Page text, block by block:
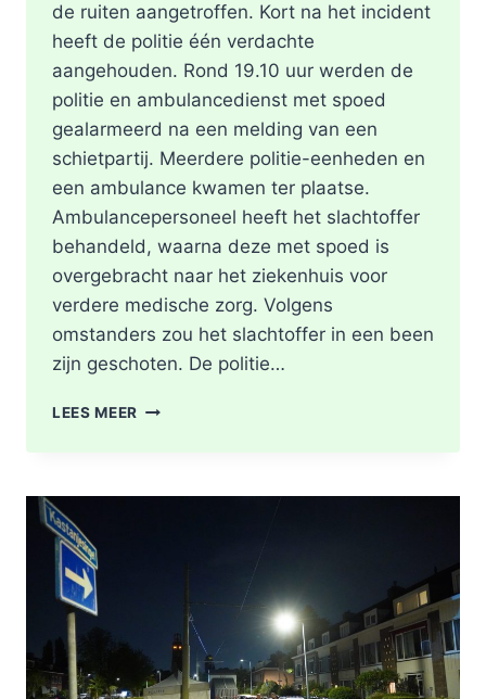
de ruiten aangetroffen. Kort na het incident
heeft de politie één verdachte
aangehouden. Rond 19.10 uur werden de
politie en ambulancedienst met spoed
gealarmeerd na een melding van een
schietpartij. Meerdere politie-eenheden en
een ambulance kwamen ter plaatse.
Ambulancepersoneel heeft het slachtoffer
behandeld, waarna deze met spoed is
overgebracht naar het ziekenhuis voor
verdere medische zorg. Volgens
omstanders zou het slachtoffer in een been
zijn geschoten. De politie…
LEES MEER SCHOTEN
32:
SCHIETPARTIJ
ROTTERDAM